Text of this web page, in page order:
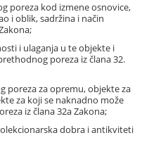
poreza kod izmene osnovice,
i oblik, sadržina i način
i ulaganja u te objekte i
poreza iz člana 32.
poreza za opremu, objekte za
za koji se naknadno može
iz člana 32a Zakona;
dobra i antikviteti